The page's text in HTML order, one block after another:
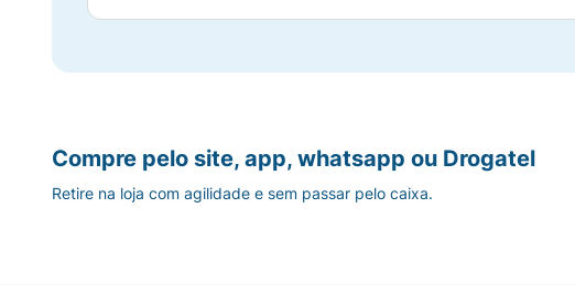
Compre pelo site, app, whatsapp ou Drogatel
Retire na loja com agilidade e sem passar pelo caixa.